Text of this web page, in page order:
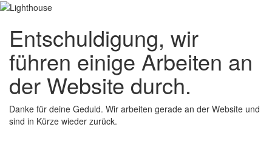
Entschuldigung, wir
führen einige Arbeiten an
der Website durch.
Danke für deine Geduld. Wir arbeiten gerade an der Website und
sind in Kürze wieder zurück.